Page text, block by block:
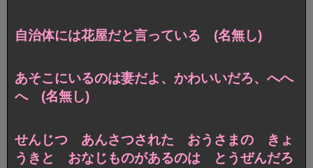
自治体には花屋だと言っている (名無し)
あそこにいるのは妻だよ、かわいいだろ、へへ
へ (名無し)
せんじつ あんさつされた おうさまの きょ
うきと おなじものがあるのは とうぜんだろ